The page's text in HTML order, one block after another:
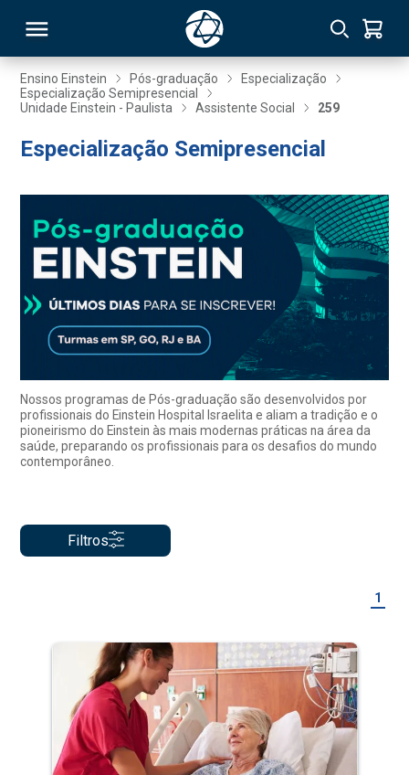
Ensino Einstein Pós-graduação
Especialização
Especialização Semipresencial
Unidade Einstein - Paulista
Assistente Social 259
Especialização Semipresencial
Nossos programas de Pós-graduação são desenvolvidos por
profissionais do Einstein Hospital Israelita e aliam a tradição e o
pioneirismo do Einstein às mais modernas práticas na área da
saúde, preparando os profissionais para os desafios do mundo
contemporâneo.
Filtros
1